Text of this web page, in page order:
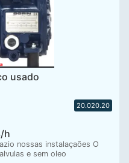
usado
h
20.020.20
nossas instalaçaões O
e sem oleo